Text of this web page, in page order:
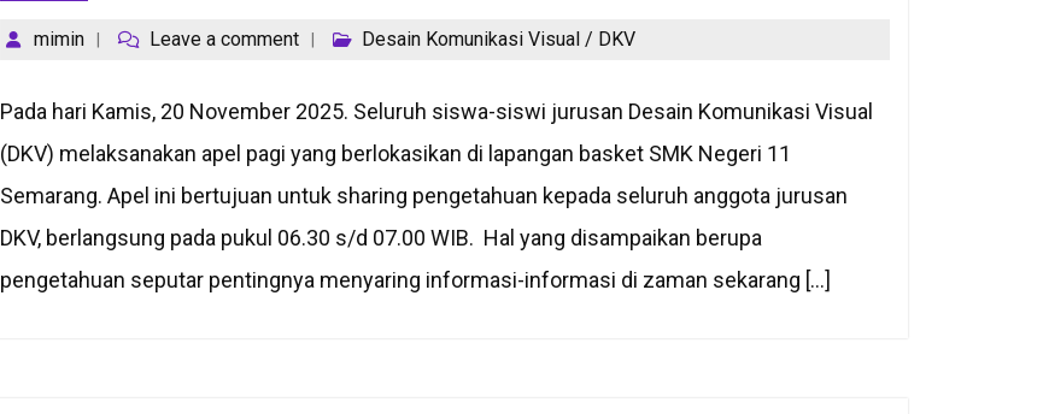
mimin Leave a comment Desain Komunikasi Visual / DKV
Pada hari Kamis, 20 November 2025. Seluruh siswa-siswi jurusan Desain Komunikasi Visual
(DKV) melaksanakan apel pagi yang berlokasikan di lapangan basket SMK Negeri 11
Semarang. Apel ini bertujuan untuk sharing pengetahuan kepada seluruh anggota jurusan
DKV, berlangsung pada pukul 06.30 s/d 07.00 WIB. Hal yang disampaikan berupa
pengetahuan seputar pentingnya menyaring informasi-informasi di zaman sekarang […]